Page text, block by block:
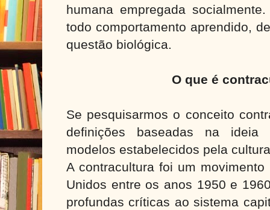
humana empregada
todo comportamento aprendido,
questão biológica.
O que é
Se pesquisarmos o conceito
definições baseadas na ideia
modelos estabelecidos pela
A contracultura foi um
Unidos entre os anos 1950 e
profundas críticas ao sistema